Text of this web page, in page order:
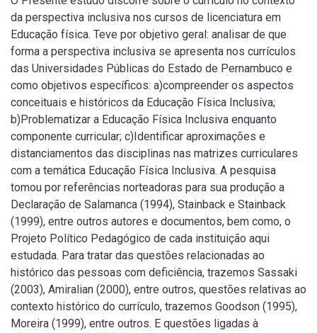
da perspectiva inclusiva nos cursos de licenciatura em
Educação física. Teve por objetivo geral: analisar de que
forma a perspectiva inclusiva se apresenta nos currículos
das Universidades Públicas do Estado de Pernambuco e
como objetivos específicos: a)compreender os aspectos
conceituais e históricos da Educação Física Inclusiva;
b)Problematizar a Educação Física Inclusiva enquanto
componente curricular; c)Identificar aproximações e
distanciamentos das disciplinas nas matrizes curriculares
com a temática Educação Física Inclusiva. A pesquisa
tomou por referências norteadoras para sua produção a
Declaração de Salamanca (1994), Stainback e Stainback
(1999), entre outros autores e documentos, bem como, o
Projeto Político Pedagógico de cada instituição aqui
estudada. Para tratar das questões relacionadas ao
histórico das pessoas com deficiência, trazemos Sassaki
(2003), Amiralian (2000), entre outros, questões relativas ao
contexto histórico do currículo, trazemos Goodson (1995),
Moreira (1999), entre outros. E questões ligadas à